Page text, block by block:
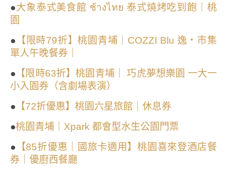
●大象泰式美食館 ช้างไทย 泰式燒烤吃到飽｜桃
園
● 【限時79折】桃園青埔｜COZZI Blu 逸・市集
單人午晚餐券｜
● 【限時63折】桃園青埔｜ 巧虎夢想樂園 一大一
小入園券（含劇場表演）
● 【72折優惠】桃園六星旅館｜休息券
●桃園青埔｜Xpark 都會型水生公園門票
● 【85折優惠｜國旅卡適用】桃園喜來登酒店餐
券｜優廚西餐廳